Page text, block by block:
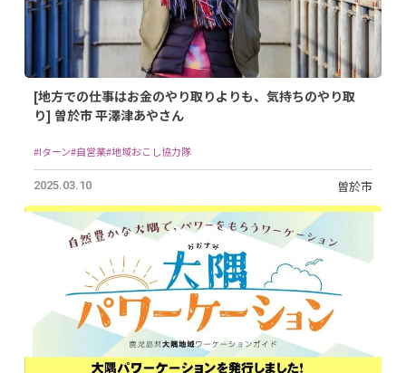
[地方での仕事はお金のやり取りよりも、気持ちのやり取
り] 曽於市 平澤津あやさん
#Iターン#自営業#地域おこし協力隊
2025.03.10 曽於市